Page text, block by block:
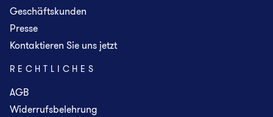
Geschäftskunden
Presse
Kontaktieren Sie uns jetzt
RECHTLICHES
AGB
Widerrufsbelehrung